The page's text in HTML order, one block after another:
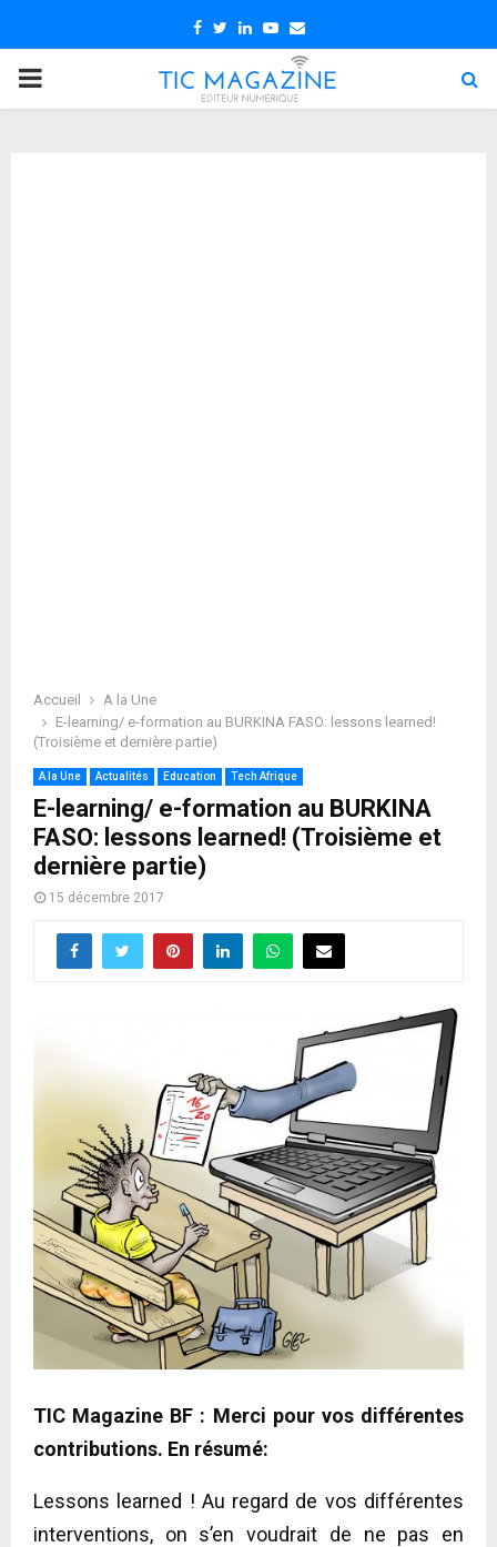
Facebook
TwitterLinkedin
Youtube
Email
PRIMARY
Accueil
A la Une
E-learning/ e-formation au BURKINA FASO: lessons learned!
(Troisième et dernière partie)
A la Une Actualités Education Tech Afrique
E-learning/ e-formation au BURKINA
FASO: lessons learned! (Troisième et
dernière partie)
15 décembre 2017
TIC Magazine BF : Merci pour vos différentes
contributions. En résumé:
Lessons learned ! Au regard de vos différentes
interventions, on s’en voudrait de ne pas en